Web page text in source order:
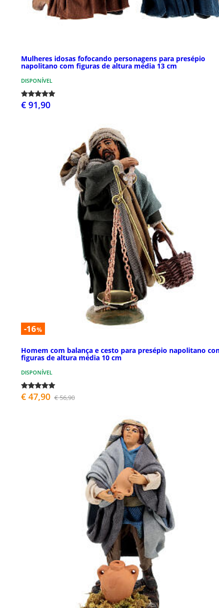
Mulheres idosas fofocando personagens para presépio
napolitano com figuras de altura média 13 cm
DISPONÍVEL
€ 91,90
-16%
Homem com balança e cesto para presépio napolitano
figuras de altura média 10 cm
DISPONÍVEL
€ 47,90 € 56,90